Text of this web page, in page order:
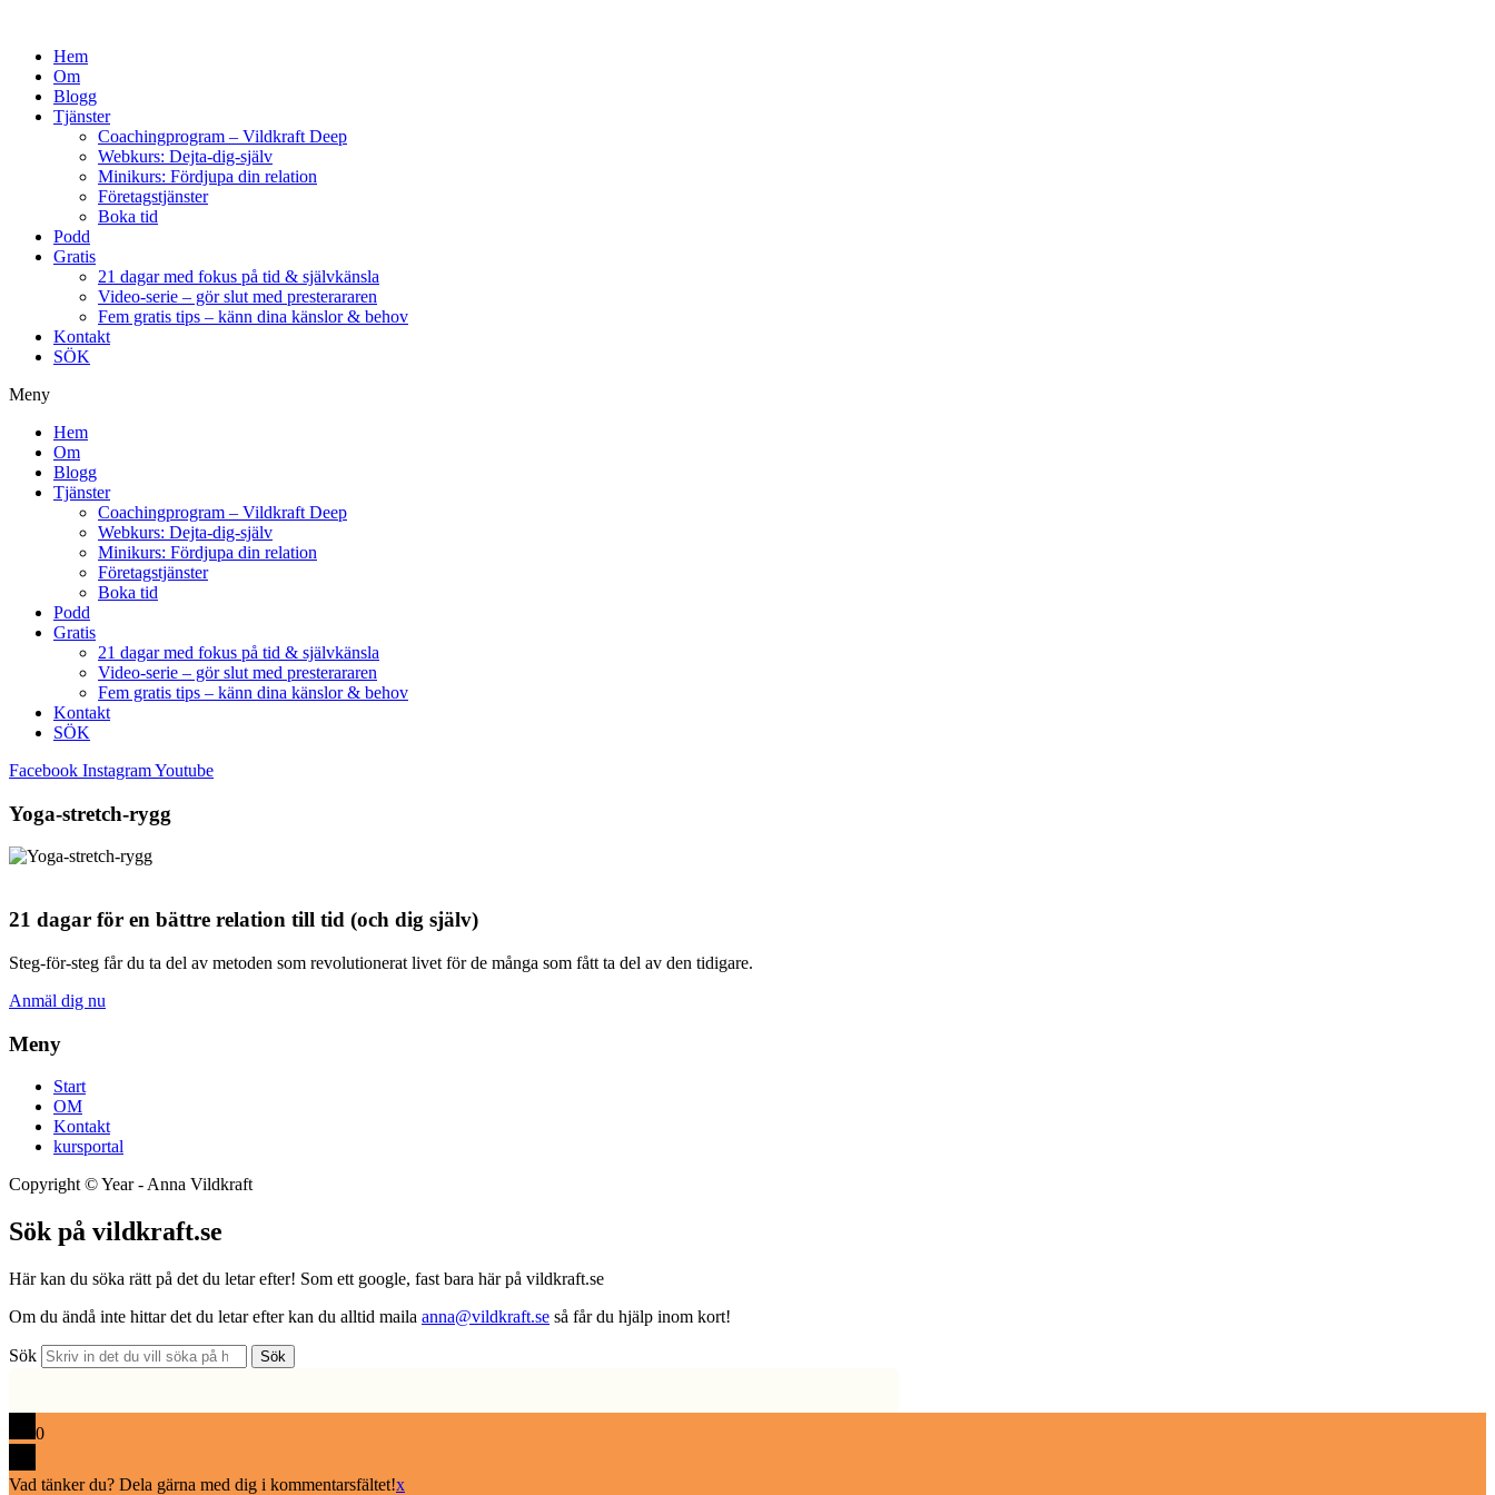
Hem
Om
Blogg
Tjänster
Coachingprogram – Vildkraft Deep
Webkurs: Dejta-dig-själv
Minikurs: Fördjupa din relation
Företagstjänster
Boka tid
Podd
Gratis
21 dagar med fokus på tid & självkänsla
Video-serie – gör slut med presterararen
Fem gratis tips – känn dina känslor & behov
Kontakt
SÖK
Meny
Hem
Om
Blogg
Tjänster
Coachingprogram – Vildkraft Deep
Webkurs: Dejta-dig-själv
Minikurs: Fördjupa din relation
Företagstjänster
Boka tid
Podd
Gratis
21 dagar med fokus på tid & självkänsla
Video-serie – gör slut med presterararen
Fem gratis tips – känn dina känslor & behov
Kontakt
SÖK
Facebook InstagramYoutube
Yoga-stretch-rygg
21 dagar för en bättre relation till tid (och dig själv)
Steg-för-steg får du ta del av metoden som revolutionerat livet för de många som fått ta del av den tidigare.
Anmäl dig nu
Meny
Start
OM
Kontakt
kursportal
Copyright ©Year- Anna Vildkraft
Sök på vildkraft.se
Här kan du söka rätt på det du letar efter! Som ett google, fast bara här på vildkraft.se
Om du ändå inte hittar det du letar efter kan du alltid maila anna@vildkraft.se så får du hjälp inom kort!
Sök Sök
0
Vad tänker du? Dela gärna med dig i kommentarsfältet!x